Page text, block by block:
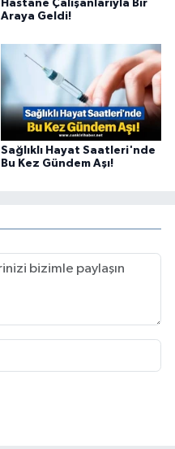
Hastane Çalışanlarıyla Bir
Araya Geldi!
Sağlıklı Hayat Saatleri'nde
Bu Kez Gündem Aşı!